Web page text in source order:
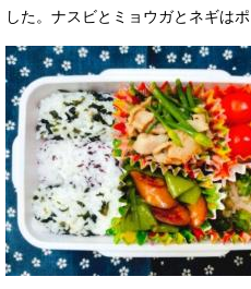
した。ナスビとミョウガとネギは